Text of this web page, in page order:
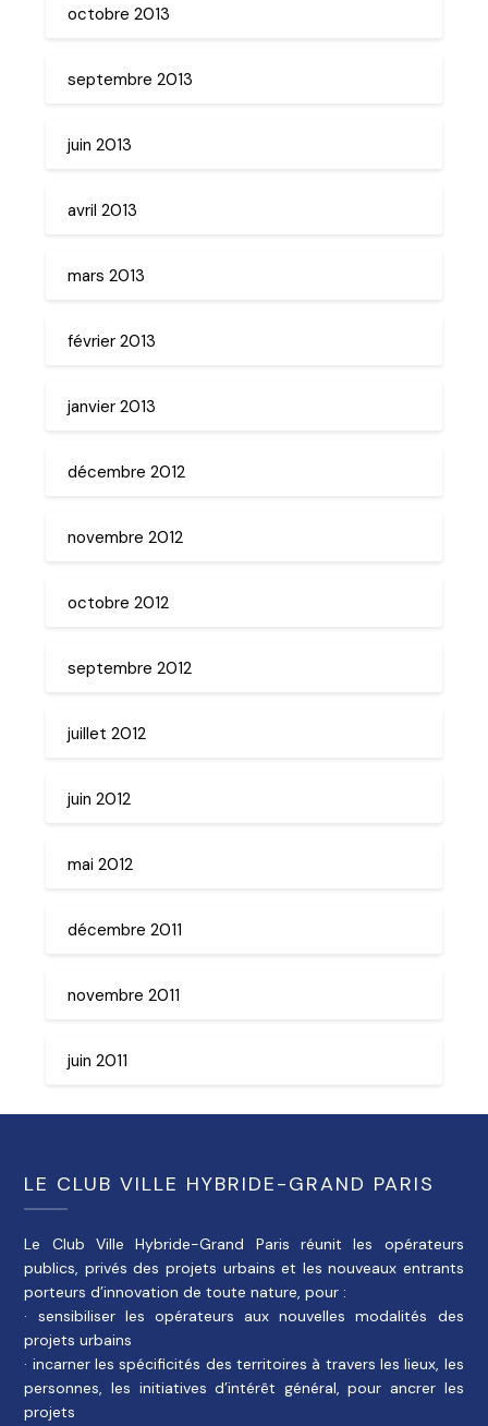
octobre 2013
septembre 2013
juin 2013
avril 2013
mars 2013
février 2013
janvier 2013
décembre 2012
novembre 2012
octobre 2012
septembre 2012
juillet 2012
juin 2012
mai 2012
décembre 2011
novembre 2011
juin 2011
LE CLUB VILLE HYBRIDE-GRAND PARIS
Le Club Ville Hybride-Grand Paris réunit les opérateurs
publics, privés des projets urbains et les nouveaux entrants
porteurs d’innovation de toute nature, pour :
· sensibiliser les opérateurs aux nouvelles modalités des
projets urbains
· incarner les spécificités des territoires à travers les lieux, les
personnes, les initiatives d’intérêt général, pour ancrer les
projets